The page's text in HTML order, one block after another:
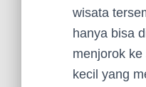
wisata
hanya bisa
menjorok
kecil yang